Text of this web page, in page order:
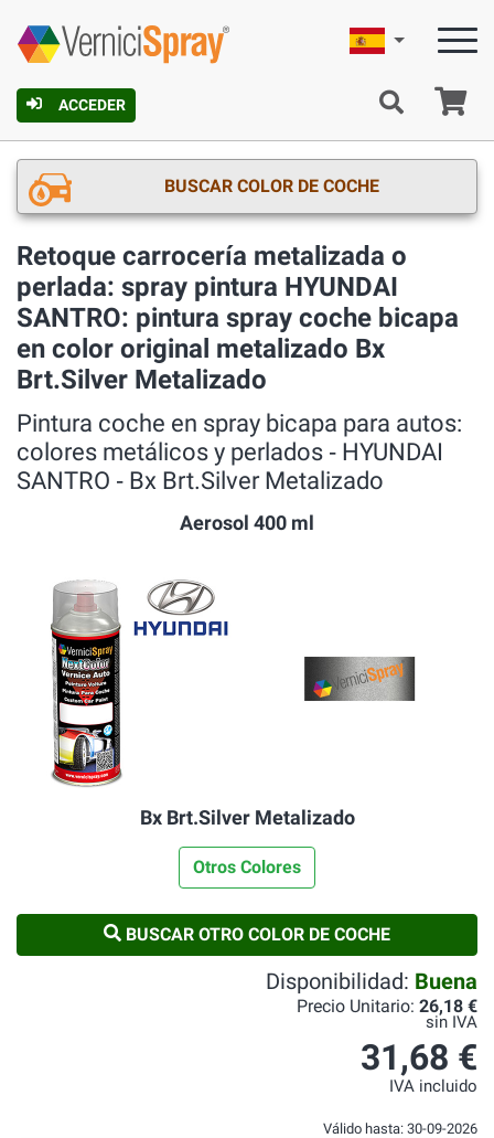
ACCEDER
Español
BUSCAR COLOR DE COCHE
Retoque carrocería metalizada o
perlada: spray pintura HYUNDAI
SANTRO: pintura spray coche bicapa
en color original metalizado Bx
Brt.Silver Metalizado
Pintura coche en spray bicapa para autos:
colores metálicos y perlados ‐ HYUNDAI
SANTRO ‐ Bx Brt.Silver Metalizado
Aerosol 400 ml
Bx Brt.Silver Metalizado
Otros Colores
BUSCAR OTRO COLOR DE COCHE
Disponibilidad: Buena
Precio Unitario: 26,18 €
sin IVA
31,68 €
IVA incluido
Válido hasta: 30-09-2026